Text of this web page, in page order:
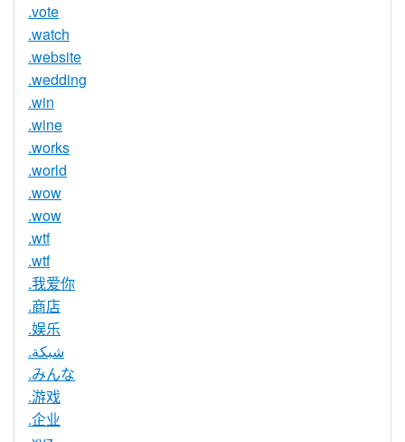
.vote
.watch
.website
.wedding
.win
.wine
.works
.world
.wow
.wow
.wtf
.wtf
.我爱你
.商店
.娱乐
.شبكة
.みんな
.游戏
.企业